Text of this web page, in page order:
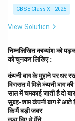
CBSE Class X - 2025
View Solution
निम्नलिखित काव्यांश को
को चुनकर लिखिए :
कंपनी बाग के मुहाने पर धर
विरासत में मिले कंपनी बाग
साल में चमकाई जाती है दो
सुबह-शाम कंपनी बाग में आते
कि मैं बड़ी जबर